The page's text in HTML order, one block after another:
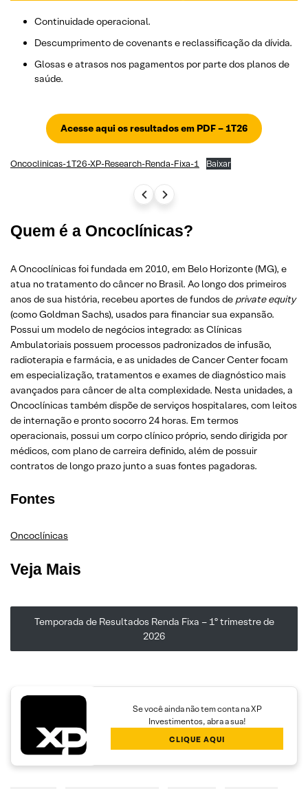
Continuidade operacional.
Descumprimento de covenants e reclassificação da dívida.
Glosas e atrasos nos pagamentos por parte dos planos de
saúde.
Acesse aqui os resultados em PDF – 1T26
Oncoclinicas-1T26-XP-Research-Renda-Fixa-1 Baixar
Quem é a Oncoclínicas?
A Oncoclínicas foi fundada em 2010, em Belo Horizonte (MG), e
atua no tratamento do câncer no Brasil. Ao longo dos primeiros
anos de sua história, recebeu aportes de fundos de private equity
(como Goldman Sachs), usados para financiar sua expansão.
Possui um modelo de negócios integrado: as Clínicas
Ambulatoriais possuem processos padronizados de infusão,
radioterapia e farmácia, e as unidades de Cancer Center focam
em especialização, tratamentos e exames de diagnóstico mais
avançados para câncer de alta complexidade. Nesta unidades, a
Oncoclínicas também dispõe de serviços hospitalares, com leitos
de internação e pronto socorro 24 horas. Em termos
operacionais, possui um corpo clínico próprio, sendo dirigida por
médicos, com plano de carreira definido, além de possuir
contratos de longo prazo junto a suas fontes pagadoras.
Fontes
Oncoclínicas
Veja Mais
Temporada de Resultados Renda Fixa – 1º trimestre de
2026
Se você ainda não tem conta na XP
Investimentos, abra a sua!
CLIQUE AQUI